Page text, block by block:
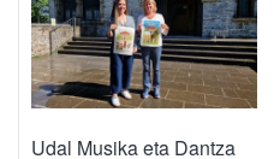
Udal Musika eta Dantza